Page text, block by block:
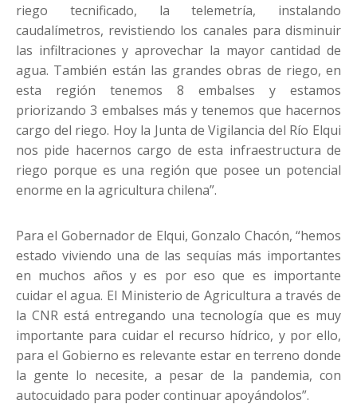
riego tecnificado, la telemetría, instalando
caudalímetros, revistiendo los canales para disminuir
las infiltraciones y aprovechar la mayor cantidad de
agua. También están las grandes obras de riego, en
esta región tenemos 8 embalses y estamos
priorizando 3 embalses más y tenemos que hacernos
cargo del riego. Hoy la Junta de Vigilancia del Río Elqui
nos pide hacernos cargo de esta infraestructura de
riego porque es una región que posee un potencial
enorme en la agricultura chilena”.
Para el Gobernador de Elqui, Gonzalo Chacón, “hemos
estado viviendo una de las sequías más importantes
en muchos años y es por eso que es importante
cuidar el agua. El Ministerio de Agricultura a través de
la CNR está entregando una tecnología que es muy
importante para cuidar el recurso hídrico, y por ello,
para el Gobierno es relevante estar en terreno donde
la gente lo necesite, a pesar de la pandemia, con
autocuidado para poder continuar apoyándolos”.